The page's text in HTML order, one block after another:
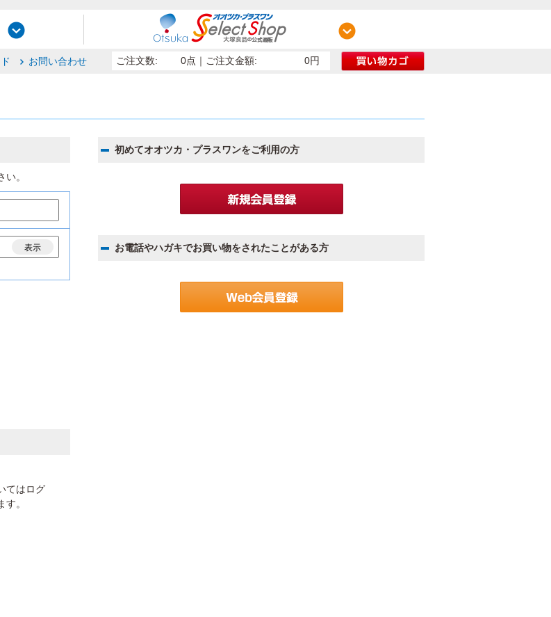
お問い合わせ ご注文数: 0点 ｜ご注文金額: 0円
。
表示
初めてオオツカ・プラスワンをご利用の方
お電話やハガキでお買い物をされたことがある方
てはログ
。